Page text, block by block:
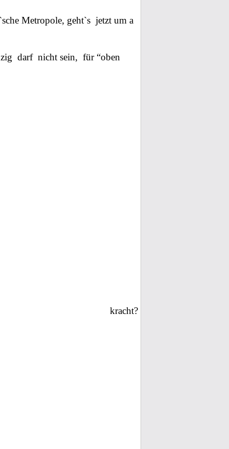
Metropole, geht`s jetzt um a
darf nicht sein, für “oben
kracht?